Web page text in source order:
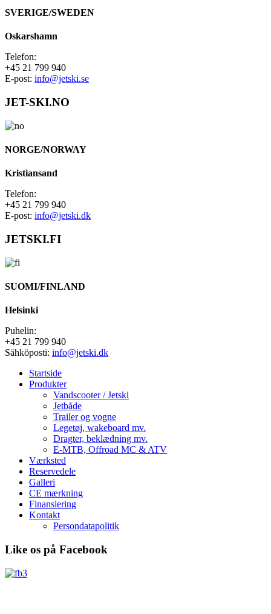
SVERIGE/SWEDEN
Oskarshamn
Telefon:
+45 21 799 940
E-post: info@jetski.se
JET-SKI.NO
NORGE/NORWAY
Kristiansand
Telefon:
+45 21 799 940
E-post: info@jetski.dk
JETSKI.FI
SUOMI/FINLAND
Helsinki
Puhelin:
+45 21 799 940
Sähköposti: info@jetski.dk
Startside
Produkter
Vandscooter / Jetski
Jetbåde
Trailer og vogne
Legetøj, wakeboard mv.
Dragter, beklædning mv.
E-MTB, Offroad MC & ATV
Værksted
Reservedele
Galleri
CE mærkning
Finansiering
Kontakt
Persondatapolitik
Like os på Facebook